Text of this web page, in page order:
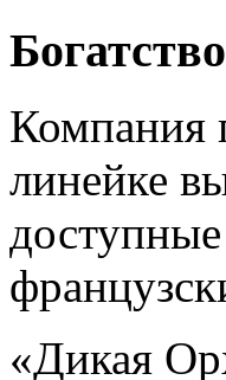
Компания
линейке
«Дикая